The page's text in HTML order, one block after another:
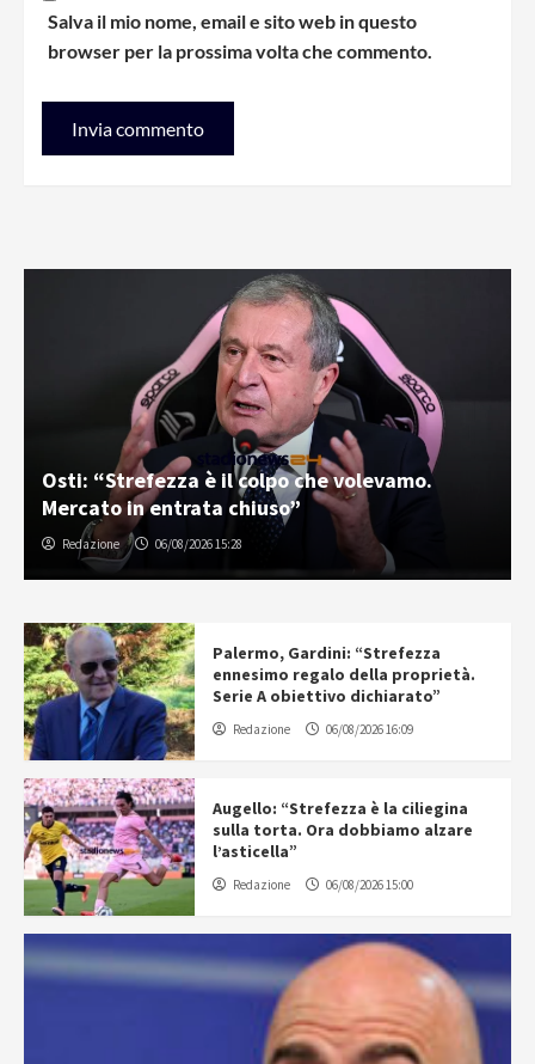
Salva il mio nome, email e sito web in questo
browser per la prossima volta che commento.
Osti: “Strefezza è il colpo che volevamo.
Mercato in entrata chiuso”
Redazione 06/08/2026 15:28
Palermo, Gardini: “Strefezza
ennesimo regalo della proprietà.
Serie A obiettivo dichiarato”
Redazione 06/08/2026 16:09
Augello: “Strefezza è la ciliegina
sulla torta. Ora dobbiamo alzare
l’asticella”
Redazione 06/08/2026 15:00